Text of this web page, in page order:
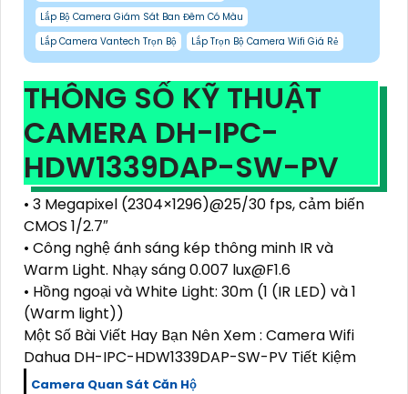
Lắp Bộ Camera Giám Sát Ban Đêm Có Màu
Lắp Camera Vantech Trọn Bộ
Lắp Trọn Bộ Camera Wifi Giá Rẻ
THÔNG SỐ KỸ THUẬT
CAMERA DH-IPC-
HDW1339DAP-SW-PV
• 3 Megapixel (2304×1296)@25/30 fps, cảm biến
CMOS 1/2.7″
• Công nghệ ánh sáng kép thông minh IR và
Warm Light. Nhạy sáng 0.007 lux@F1.6
• Hồng ngoại và White Light: 30m (1 (IR LED) và 1
(Warm light))
Một Số Bài Viết Hay Bạn Nên Xem : Camera Wifi
Dahua DH-IPC-HDW1339DAP-SW-PV Tiết Kiệm
Camera Quan Sát Căn Hộ